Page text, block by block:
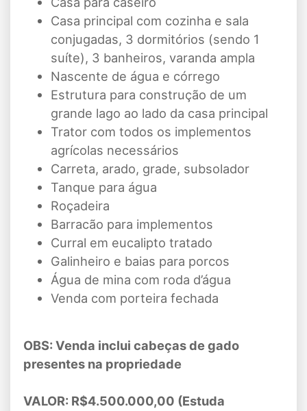
Casa principal com cozinha e sala
conjugadas, 3 dormitórios (sendo 1
suíte), 3 banheiros, varanda ampla
Nascente de água e córrego
Estrutura para construção de um
grande lago ao lado da casa principal
Trator com todos os implementos
agrícolas necessários
Carreta, arado, grade, subsolador
Tanque para água
Roçadeira
Barracão para implementos
Curral em eucalipto tratado
Galinheiro e baias para porcos
Água de mina com roda d’água
Venda com porteira fechada
OBS: Venda inclui cabeças de gado
presentes na propriedade
VALOR: R$4.500.000,00 (Estuda